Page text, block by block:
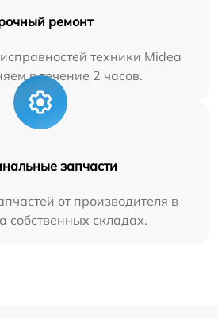
ремонт
техники Midea
в течение 2 часов.
запчасти
от производителя в
собственных складах.